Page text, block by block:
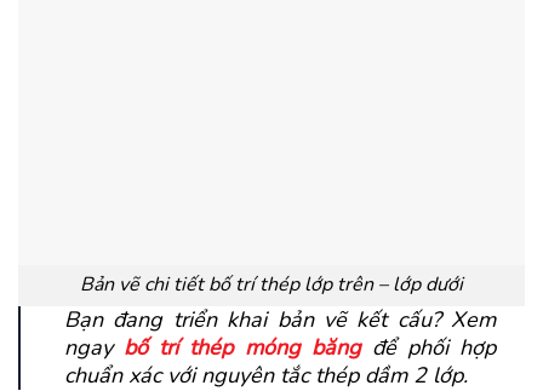
Bản vẽ chi tiết bố trí thép lớp trên – lớp dưới
Bạn đang triển khai bản vẽ kết cấu? Xem
ngay bố trí thép móng băngđể phối hợp
chuẩn xác với nguyên tắc thép dầm 2 lớp.